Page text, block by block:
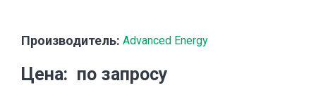
Производитель: Advanced Energy
Цена по запросу